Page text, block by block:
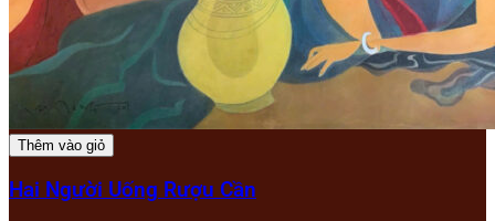
Thêm vào giỏ
Hai Người Uống Rượu Cần